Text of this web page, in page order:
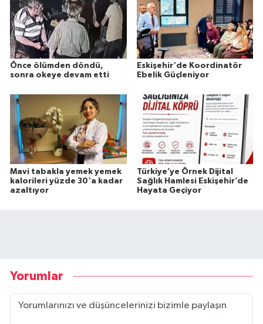
Önce ölümden döndü,
sonra okeye devam etti
Eskişehir'de Koordinatör
Ebelik Güçleniyor
Mavi tabakla yemek yemek
kalorileri yüzde 30'a kadar
azaltıyor
Türkiye’ye Örnek Dijital
Sağlık Hamlesi Eskişehir’de
Hayata Geçiyor
Yorumlar